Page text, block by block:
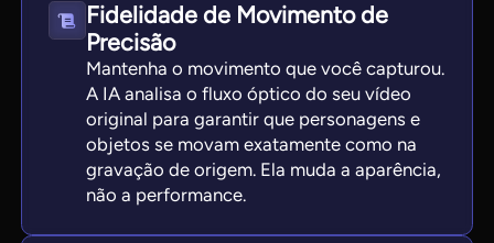
Fidelidade de Movimento de
Precisão
Mantenha o movimento que você capturou.
A IA analisa o fluxo óptico do seu vídeo
original para garantir que personagens e
objetos se movam exatamente como na
gravação de origem. Ela muda a aparência,
não a performance.